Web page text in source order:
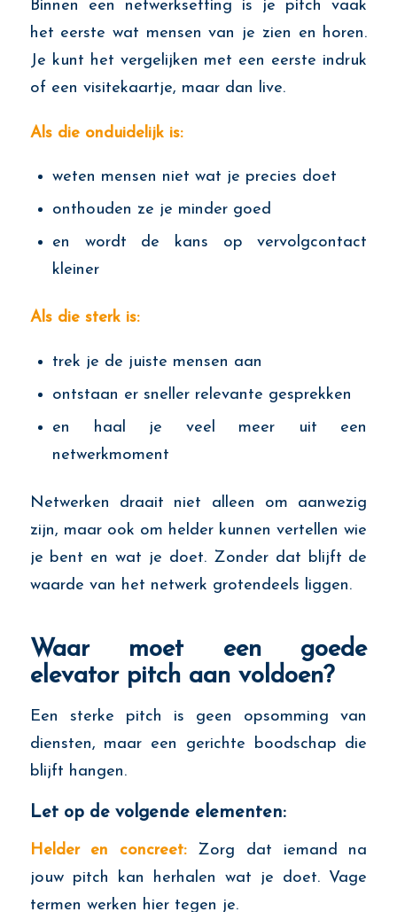
Binnen een netwerksetting is je pitch vaak
het eerste wat mensen van je zien en horen.
Je kunt het vergelijken met een eerste indruk
of een visitekaartje, maar dan live.
Als die onduidelijk is:
weten mensen niet wat je precies doet
onthouden ze je minder goed
en wordt de kans op vervolgcontact
kleiner
Als die sterk is:
trek je de juiste mensen aan
ontstaan er sneller relevante gesprekken
en haal je veel meer uit een
netwerkmoment
Netwerken draait niet alleen om aanwezig
zijn, maar ook om helder kunnen vertellen wie
je bent en wat je doet. Zonder dat blijft de
waarde van het netwerk grotendeels liggen.
Waar moet een goede
elevator pitch aan voldoen?
Een sterke pitch is geen opsomming van
diensten, maar een gerichte boodschap die
blijft hangen.
Let op de volgende elementen:
Helder en concreet:Zorg dat iemand na
jouw pitch kan herhalen wat je doet. Vage
termen werken hier tegen je.